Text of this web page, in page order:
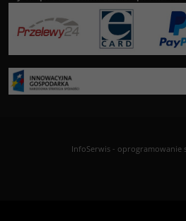
InfoSerwis- oprogramowanie